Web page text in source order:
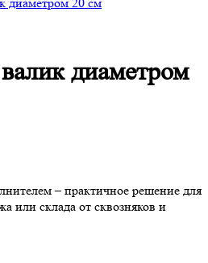
диаметром
– практичное решение для
или склада от сквозняков и